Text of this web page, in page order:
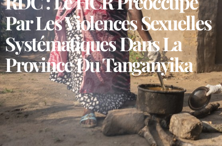
Par Les Violences Sexuelles
Systématiques Dans La
Province Du Tanganyika